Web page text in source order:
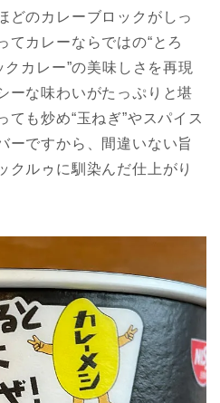
どのカレーブロックがしっ
てカレーならではの“とろ
カレー”の美味しさを再現
ーな味わいがたっぷりと堪
も炒め“玉ねぎ”やスパイス
ーですから、間違いない旨
クルゥに馴染んだ仕上がり